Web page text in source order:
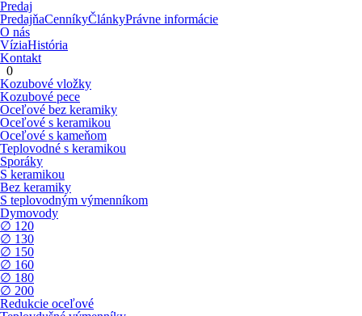
Predaj
PredajňaCenníkyČlánkyPrávne informácie
O nás
VíziaHistória
Kontakt
0
Kozubové vložky
Kozubové pece
Oceľové bez keramiky
Oceľové s keramikou
Oceľové s kameňom
Teplovodné s keramikou
Sporáky
S keramikou
Bez keramiky
S teplovodným výmenníkom
Dymovody
∅ 120
∅ 130
∅ 150
∅ 160
∅ 180
∅ 200
Redukcie oceľové